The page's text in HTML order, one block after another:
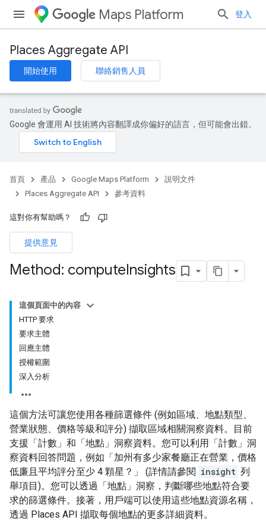
Maps Platform 登入
Places Aggregate API
開始使用 聯絡銷售人員
Google 會運用 AI 技術將內容翻譯成你偏好的語言，但可能會出錯。
首頁 產品 Google Maps Platform
說明文件
Places Aggregate API
參考資料
這對你有幫助嗎？
提供意見
Method: computeInsights
這個頁面中的內容
HTTP 要求
要求主體
回應主體
授權範圍
深入分析
這個方法可讓您使用各種篩選條件 (例如區域、地點類型、
營業狀態、價格等級和評分) 擷取區域相關洞察資料。目前
支援「計數」和「地點」洞察資料。您可以利用「計數」洞
察資料回答問題，例如「加州有多少家餐廳正在營業，價格
低廉且平均評分至少 4 顆星？」 (詳情請參閱 insight 列
舉項目)。您可以透過「地點」洞察，判斷哪些地點符合要
求的篩選條件。接著，用戶端可以使用這些地點資源名稱，
透過 Places API 擷取每個地點的更多詳細資料。